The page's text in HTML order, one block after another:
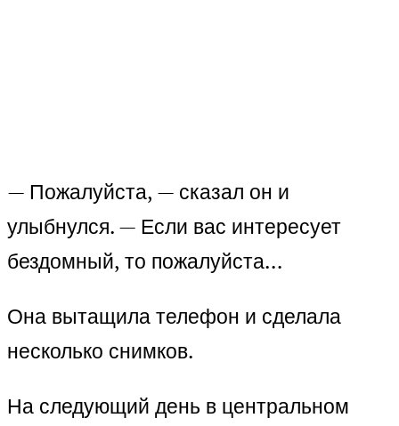
— Пожалуйста, — сказал он и
улыбнулся. — Если вас интересует
бездомный, то пожалуйста…
Она вытащила телефон и сделала
несколько снимков.
На следующий день в центральном